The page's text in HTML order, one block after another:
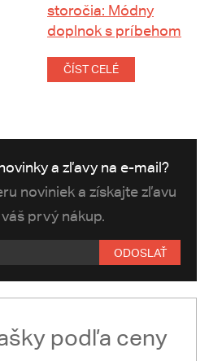
storočia: Módny
doplnok s príbehom
ČÍST CELÉ
a zľavy na e-mail?
noviniek a získajte zľavu
prvý nákup.
ODOSLAŤ
podľa ceny